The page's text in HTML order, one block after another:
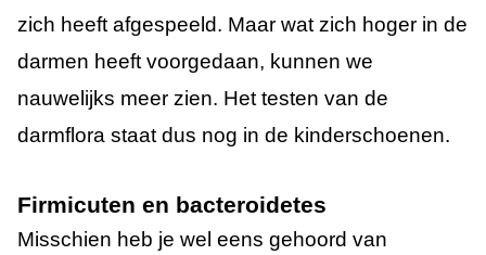
zich heeft afgespeeld. Maar wat zich hoger in de
darmen heeft voorgedaan, kunnen we
nauwelijks meer zien. Het testen van de
darmflora staat dus nog in de kinderschoenen.
Firmicuten en bacteroidetes
Misschien heb je wel eens gehoord van